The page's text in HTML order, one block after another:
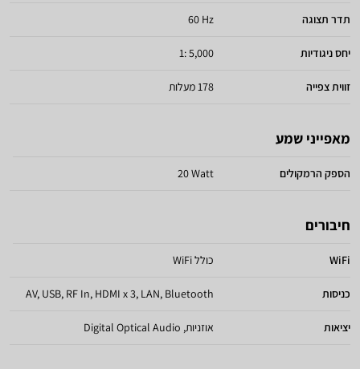
תדר תצוגה 60 Hz
יחס ניגודיות 5,000 :1
זווית צפייה 178 מעלות
מאפייני שמע
הספק הרמקולים 20 Watt
חיבורים
WiFi כולל WiFi
כניסות AV, USB, RF In, HDMI x 3, LAN, Bluetooth
יציאות אוזניות, Digital Optical Audio